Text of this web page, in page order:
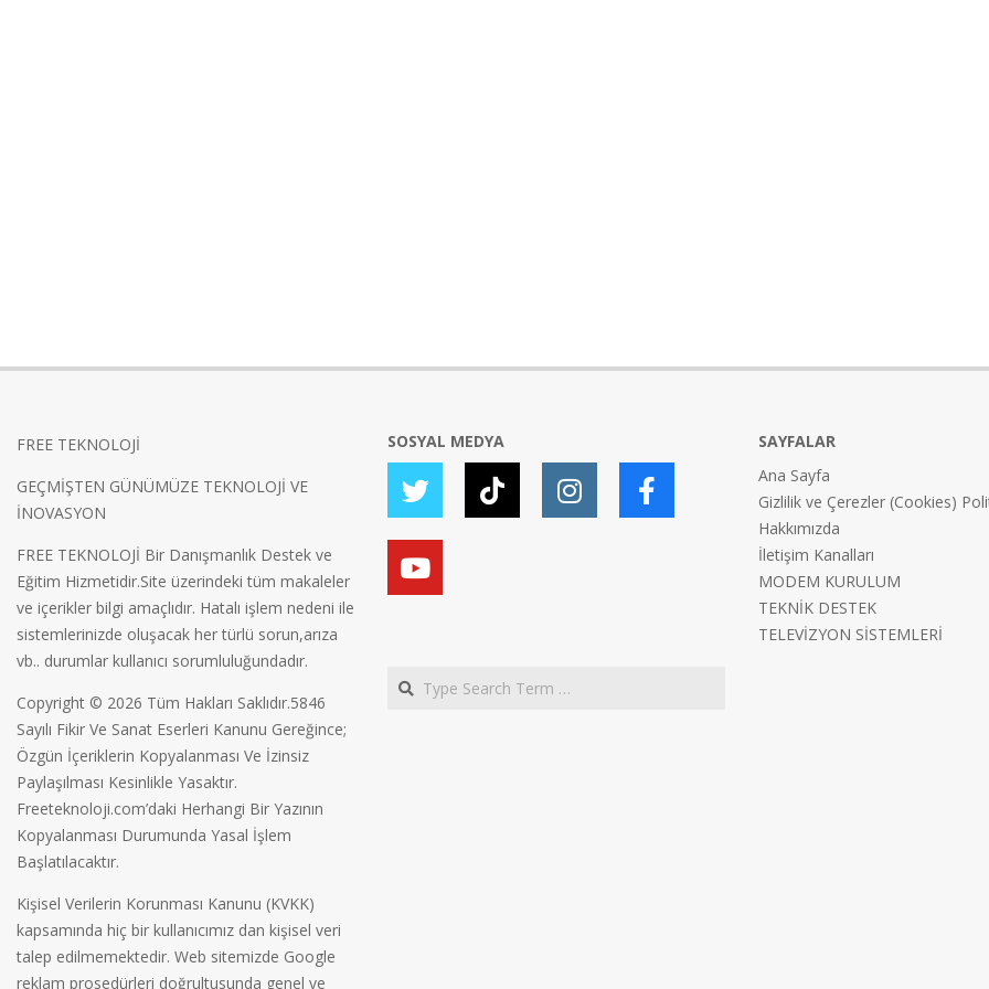
FREE TEKNOLOJİ
GEÇMİŞTEN GÜNÜMÜZE TEKNOLOJİ VE
İNOVASYON
FREE TEKNOLOJİ Bir Danışmanlık Destek ve
Eğitim Hizmetidir.Site üzerindeki tüm makaleler
ve içerikler bilgi amaçlıdır. Hatalı işlem nedeni ile
sistemlerinizde oluşacak her türlü sorun,arıza
vb.. durumlar kullanıcı sorumluluğundadır.
Copyright © 2026 Tüm Hakları Saklıdır.5846
Sayılı Fikir Ve Sanat Eserleri Kanunu Gereğince;
Özgün İçeriklerin Kopyalanması Ve İzinsiz
Paylaşılması Kesinlikle Yasaktır.
Freeteknoloji.com’daki Herhangi Bir Yazının
Kopyalanması Durumunda Yasal İşlem
Başlatılacaktır.
Kişisel Verilerin Korunması Kanunu (KVKK)
kapsamında hiç bir kullanıcımız dan kişisel veri
talep edilmemektedir. Web sitemizde Google
reklam prosedürleri doğrultusunda genel ve
SOSYAL MEDYA
Search
SAYFALAR
Ana Sayfa
Gizlilik ve Çerezler (Cookies)
Hakkımızda
İletişim Kanalları
MODEM KURULUM
TEKNİK DESTEK
TELEVİZYON SİSTEMLERİ